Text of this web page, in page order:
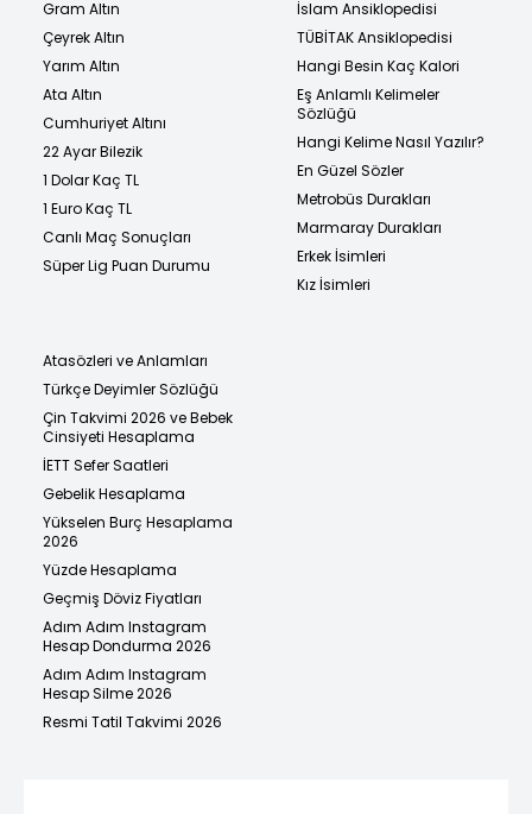
Gram Altın
Çeyrek Altın
Yarım Altın
Ata Altın
Cumhuriyet Altını
22 Ayar Bilezik
1 Dolar Kaç TL
1 Euro Kaç TL
Canlı Maç Sonuçları
Süper Lig Puan Durumu
İslam Ansiklopedisi
TÜBİTAK Ansiklopedisi
Hangi Besin Kaç Kalori
Eş Anlamlı Kelimeler
Sözlüğü
Hangi Kelime Nasıl Yazılır?
En Güzel Sözler
Metrobüs Durakları
Marmaray Durakları
Erkek İsimleri
Kız İsimleri
Atasözleri ve Anlamları
Türkçe Deyimler Sözlüğü
Çin Takvimi 2026 ve Bebek
Cinsiyeti Hesaplama
İETT Sefer Saatleri
Gebelik Hesaplama
Yükselen Burç Hesaplama
2026
Yüzde Hesaplama
Geçmiş Döviz Fiyatları
Adım Adım Instagram
Hesap Dondurma 2026
Adım Adım Instagram
Hesap Silme 2026
Resmi Tatil Takvimi 2026